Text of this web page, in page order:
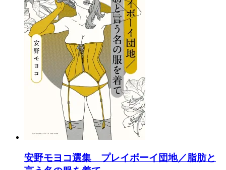
安野モヨコ選集 プレイボーイ団地／脂肪と